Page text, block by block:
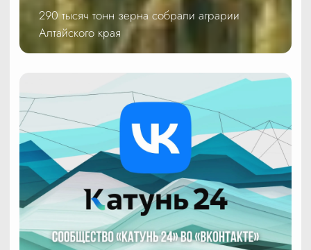
290 тысяч тонн зерна собрали аграрии
Алтайского края